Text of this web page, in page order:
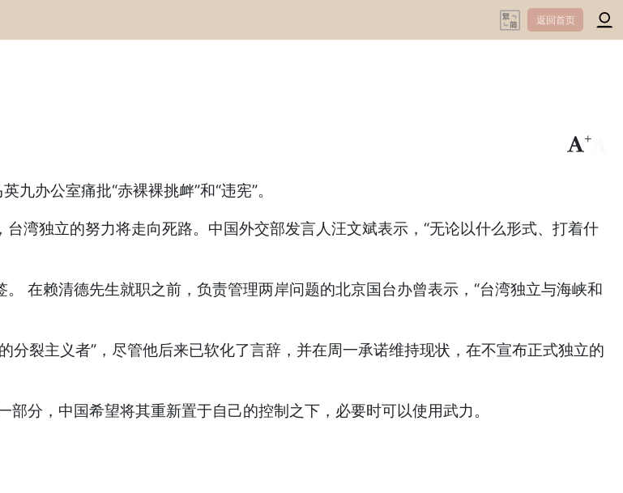
返回首页
+
办公室痛批“赤裸裸挑衅”和“违宪”。
独立的努力将走向死路。中国外交部发言人汪文斌表示，“无论以什么形式、打着什
赖清德先生就职之前，负责管理两岸问题的北京国台办曾表示，“台湾独立与海峡和
裂主义者”，尽管他后来已软化了言辞，并在周一承诺维持现状，在不宣布正式独立的
，中国希望将其重新置于自己的控制之下，必要时可以使用武力。